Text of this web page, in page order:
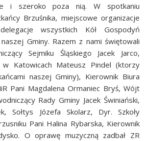
i szeroko poza nią. W spotkaniu
Brzuśnika, miejscowe organizacje
wszystkich Kół Gospodyń
Gminy. Razem z nami świętowali
Sejmiku Śląskiego Jacek Jarco,
w Katowicach Mateusz Pindel (ktorzy
naszej Gminy), Kierownik Biura
Pani Magdalena Ormaniec Bryś, Wójt
Rady Gminy Jacek Świniański,
Sołtys Józefa Skolarz, Dyr. Szkoły
Pani Halina Rybarska, Kierownik
O oprawę muzyczną zadbał ZR